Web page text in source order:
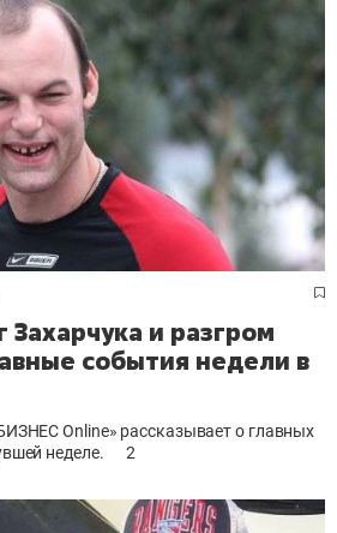
Захарчука и разгром
события недели в
Online» рассказывает о главных
неделе.
2